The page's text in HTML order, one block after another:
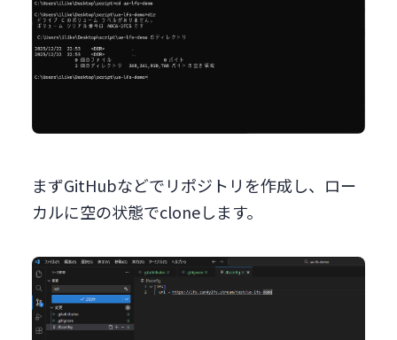
まずGitHubなどでリポジトリを作成し、ロー
カルに空の状態でcloneします。